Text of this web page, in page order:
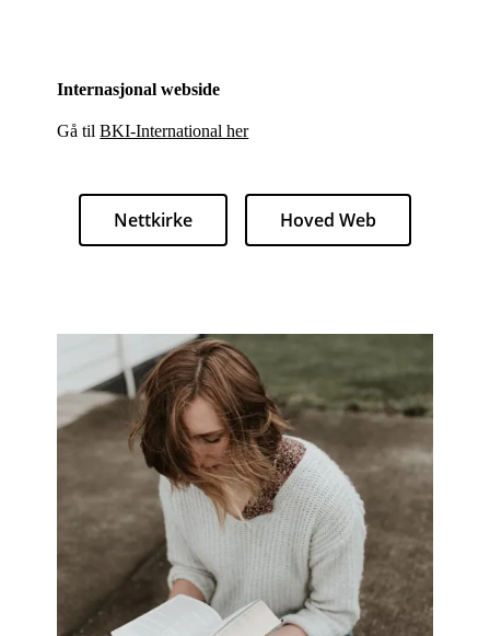
Internasjonal webside
Gå tilBKI-International her
Nettkirke Hoved Web